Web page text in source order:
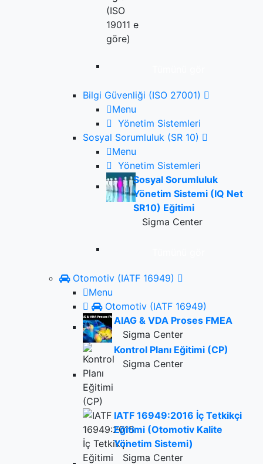
Bilgi Güvenliği (ISO 27001)
Menu
Yönetim Sistemleri
Sosyal Sorumluluk (SR 10)
Menu
Yönetim Sistemleri
Sosyal Sorumluluk
Yönetim Sistemi (IQ Net
SR10) Eğitimi
Sigma Center
Otomotiv (IATF 16949)
Menu
Otomotiv (IATF 16949)
AIAG & VDA Proses FMEA
Sigma Center
Kontrol Planı Eğitimi (CP)
Sigma Center
IATF 16949:2016 İç Tetkikçi
Eğitimi (Otomotiv Kalite
Yönetim Sistemi)
Sigma Center